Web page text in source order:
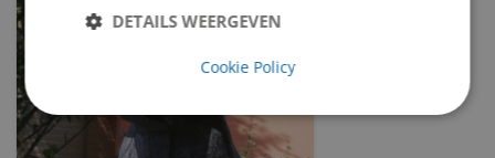
DETAILS WEERGEVEN
Cookie Policy